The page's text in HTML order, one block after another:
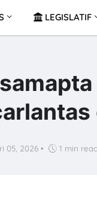
LEGISLATIF
05, 2026 • 1 min read